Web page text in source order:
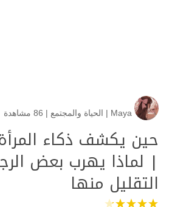
Maya
| الحياة والمجتمع | 86 مشاهدة
حين يكشف ذكاء المرأة
| لماذا يهرب بعض
التقليل منها